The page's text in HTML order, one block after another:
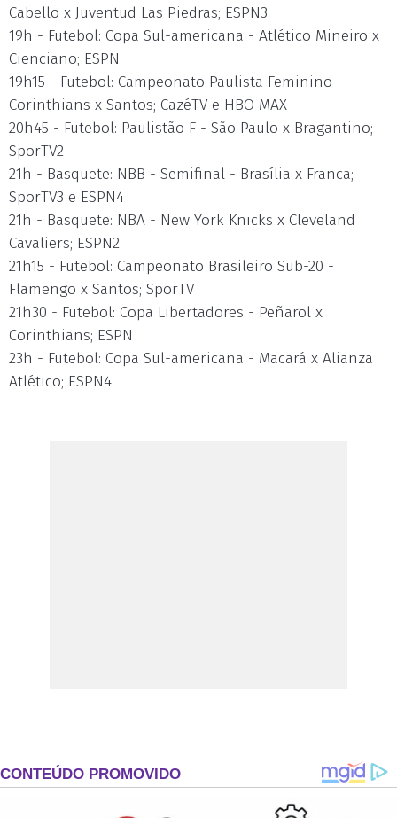
Cabello x Juventud Las Piedras; ESPN3
19h - Futebol: Copa Sul-americana - Atlético Mineiro x
Cienciano; ESPN
19h15 - Futebol: Campeonato Paulista Feminino -
Corinthians x Santos; CazéTV e HBO MAX
20h45 - Futebol: Paulistão F - São Paulo x Bragantino;
SporTV2
21h - Basquete: NBB - Semifinal - Brasília x Franca;
SporTV3 e ESPN4
21h - Basquete: NBA - New York Knicks x Cleveland
Cavaliers; ESPN2
21h15 - Futebol: Campeonato Brasileiro Sub-20 -
Flamengo x Santos; SporTV
21h30 - Futebol: Copa Libertadores - Peñarol x
Corinthians; ESPN
23h - Futebol: Copa Sul-americana - Macará x Alianza
Atlético; ESPN4